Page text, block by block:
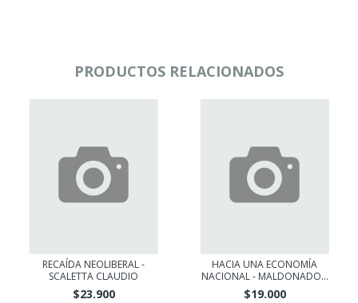
PRODUCTOS RELACIONADOS
RECAÍDA NEOLIBERAL -
SCALETTA CLAUDIO
$23.900
HACIA UNA ECONOMÍA
NACIONAL - MALDONADO...
$19.000